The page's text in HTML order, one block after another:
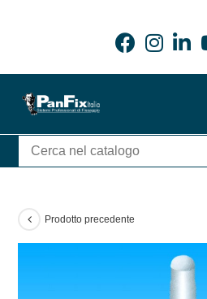
Prodotto precedente